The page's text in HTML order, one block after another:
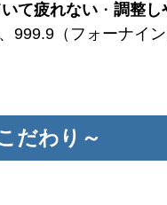
て疲れない ・調整し
999.9（フォーナイ
だわり～